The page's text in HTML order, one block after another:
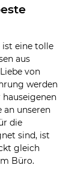
ist eine tolle
aus
von
werden
an unseren
die
sind, ist
gleich
Büro.